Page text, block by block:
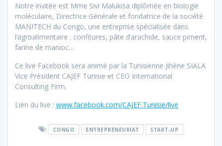
Notre invitée est Mme Sivi Malukisa diplômée en biologie
moléculaire, Directrice Générale et fondatrice de la société
MANITECH du Congo, une entreprise spécialisée dans
l’agroalimentaire : confitures, pâte d’arachide, sauce piment,
farine de manioc…
Ce live Facebook sera animé par la Tunisienne Jihène SIALA
Vice Président CAJEF Tunisie et CEO International
Consulting Firm.
Lien du live : www.facebook.com/CAJEF.Tunisie/live
CONGO ENTREPRENEURIAT START-UP